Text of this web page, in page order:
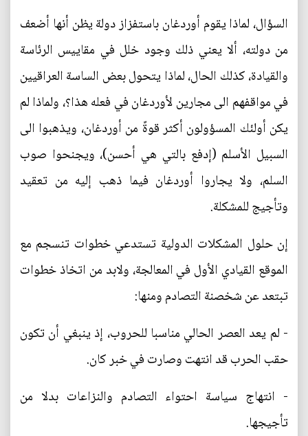
السؤال، لماذا يقوم أوردغان باستفزاز دولة يظن أنها أضعف
من دولته، ألا يعني ذلك وجود خلل في مقاييس الرئاسة
والقيادة، كذلك الحال، لماذا يتحول بعض الساسة العراقيين
في مواقفهم الى مجارين لأوردغان في فعله هذا؟، ولماذا لم
يكن أولئك المسؤولون أكثر قوةً من أوردغان، ويذهبوا الى
السبيل الأسلم (إدفع بالتي هي أحسن)، ويجنحوا صوب
السلم، ولا يجاروا أوردغان فيما ذهب إليه من تعقيد
وتأجيج للمشكلة.
إن حلول المشكلات الدولية تستدعي خطوات تنسجم مع
الموقع القيادي الأول في المعالجة، ولابد من اتخاذ خطوات
تبتعد عن شخصنة التصادم ومنها:
- لم يعد العصر الحالي مناسبا للحروب، إذ ينبغي أن تكون
حقب الحرب قد انتهت وصارت في خبر كان.
- انتهاج سياسة احتواء التصادم والنزاعات بدلا من
تأجيجها.